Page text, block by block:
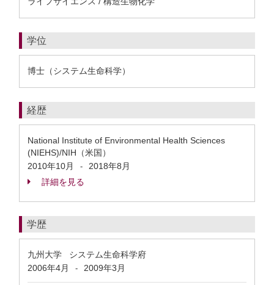
学位
博士（システム生命科学）
経歴
National Institute of Environmental Health Sciences
(NIEHS)/NIH（米国）
2010年10月
-
2018年8月
詳細を見る
学歴
九州大学 システム生命科学府
2006年4月
- 2009年3月